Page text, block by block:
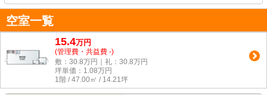
空室一覧
15.4万円
(管理費・共益費 -)
敷：30.8万円｜礼：30.8万円
坪単価： 1.08万円
1階 / 47.00㎡ / 14.21坪